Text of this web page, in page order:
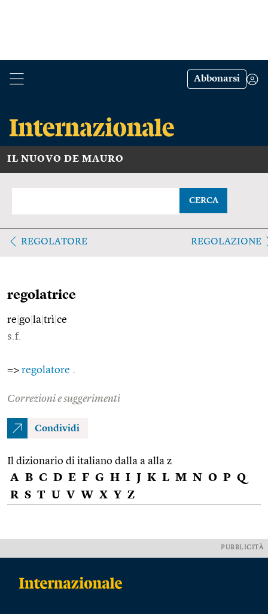
Abbonarsi
IL NUOVO DE MAURO
CERCA
REGOLATORE REGOLAZIONE
regolatrice
re go la trì ce
s.f.
=> regolatore
Correzioni e suggerimenti
Condividi
Il dizionario di italiano dalla a alla z
A B C D E F G H I J K L M N O P Q
R S T U V W X Y Z
PUBBLICITÀ